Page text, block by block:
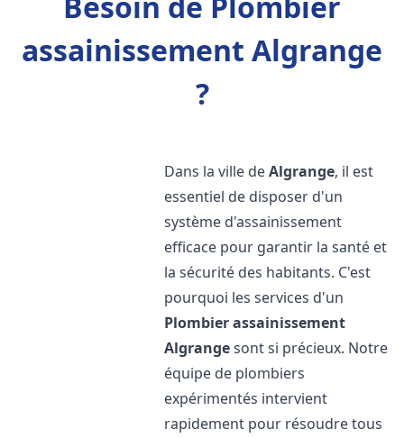
assainissement Algrange
?
Dans la ville deAlgrange, il est
essentiel de disposer d'un
système d'assainissement
efficace pour garantir la santé et
la sécurité des habitants. C'est
pourquoi les services d'un
Plombier assainissement
Algrangesont si précieux. Notre
équipe de plombiers
expérimentés intervient
rapidement pour résoudre tous